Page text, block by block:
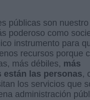
públicas son nuestro
poderoso como
instrumento para
recursos porque
más débiles, más
están las personas,
los servicios que
administración